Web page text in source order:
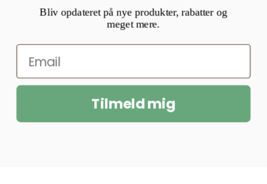
Bliv opdateret på nye produkter, rabatter og
meget mere.
Tilmeld mig